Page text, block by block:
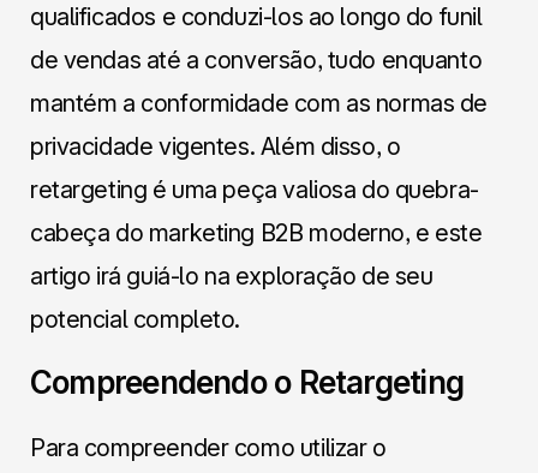
qualificados e conduzi-los ao longo do funil
de vendas até a conversão, tudo enquanto
mantém a conformidade com as normas de
privacidade vigentes. Além disso, o
retargeting é uma peça valiosa do quebra-
cabeça do marketing B2B moderno, e este
artigo irá guiá-lo na exploração de seu
potencial completo.
Compreendendo o Retargeting
Para compreender como utilizar o